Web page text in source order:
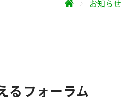
お知らせ
るフォーラム